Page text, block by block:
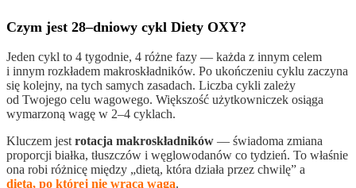
Czym jest 28–dniowy cykl Diety OXY?
Jeden cykl to 4 tygodnie, 4 różne fazy — każda z innym celem
i innym rozkładem makroskładników. Po ukończeniu cyklu zaczyna
się kolejny, na tych samych zasadach. Liczba cykli zależy
od Twojego celu wagowego. Większość użytkowniczek osiąga
wymarzoną wagę w 2–4 cyklach.
Kluczem jest rotacja makroskładników — świadoma zmiana
proporcji białka, tłuszczów i węglowodanów co tydzień. To właśnie
ona robi różnicę między „dietą, która działa przez chwilę” a
dietą, po której nie wraca waga.